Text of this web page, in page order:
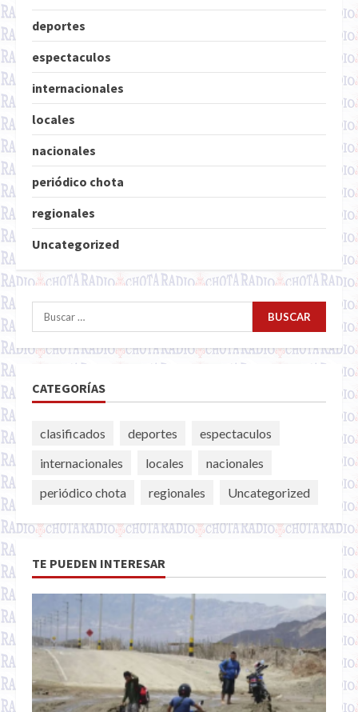
deportes
espectaculos
internacionales
locales
nacionales
periódico chota
regionales
Uncategorized
Buscar:
CATEGORÍAS
clasificados deportes
espectaculos
internacionales
locales
nacionales
periódico chota
regionales Uncategorized
TE PUEDEN INTERESAR